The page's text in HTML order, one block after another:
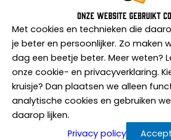
APEX360 is actief op diverse
evenementen, zoals het
Dongen en de Heideweek in Ede. “
met 30 tot 40 man gewerkt en dat
Ook op sportevenementen zoals
Rood Wit zijn we aanwezig, waar
gastheerfunctie vervullen naast
beveiligingstaken,
” vertelt
Onze website gebruikt
Met cookies en technieken die
je beter en persoonlijker. Zo maken
dag een beetje beter. Meer weten?
onze cookie- en privacyverklaring.
kruisje? Dan plaatsen we alleen
analytische cookies en gebruiken
daarop lijken.
Privacy policy